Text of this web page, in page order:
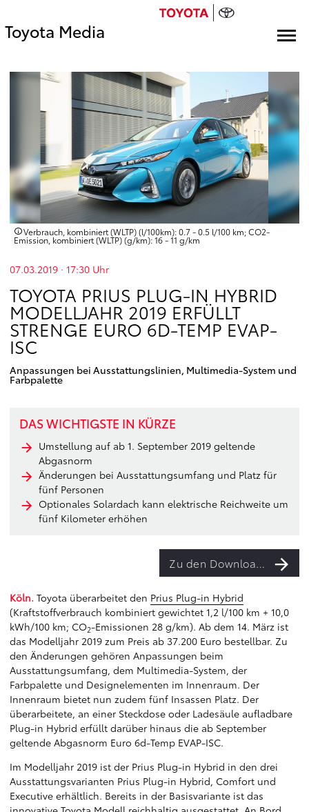
Toyota Media
Verbrauch, kombiniert (WLTP) (l/100km): 0.7 - 0.5 l/100 km; CO2-
Emission, kombiniert (WLTP) (g/km): 16 - 11 g/km
07.03.2019 · 17:30 Uhr
TOYOTA PRIUS PLUG-IN HYBRID
MODELLJAHR 2019 ERFÜLLT
STRENGE EURO 6D-TEMP EVAP-
ISC
Anpassungen bei Ausstattungslinien, Multimedia-System und
Farbpalette
DAS WICHTIGSTE IN KÜRZE
Umstellung auf ab 1. September 2019 geltende
Abgasnorm
Änderungen bei Ausstattungsumfang und Platz für
fünf Personen
Optionales Solardach kann elektrische Reichweite um
fünf Kilometer erhöhen
Zu den Downloads
Köln. Toyota überarbeitet den Prius Plug-in Hybrid
(Kraftstoffverbrauch kombiniert gewichtet 1,2 l/100 km + 10,0
kWh/100 km; CO2-Emissionen 28 g/km). Ab dem 14. März ist
das Modelljahr 2019 zum Preis ab 37.200 Euro bestellbar. Zu
den Änderungen gehören Anpassungen beim
Ausstattungsumfang, dem Multimedia-System, der
Farbpalette und Designelementen im Innenraum. Der
Innenraum bietet nun zudem fünf Insassen Platz. Der
überarbeitete, an einer Steckdose oder Ladesäule aufladbare
Plug-in Hybrid erfüllt darüber hinaus die ab September
geltende Abgasnorm Euro 6d-Temp EVAP-ISC.
Im Modelljahr 2019 ist der Prius Plug-in Hybrid in den drei
Ausstattungsvarianten Prius Plug-in Hybrid, Comfort und
Executive erhältlich. Bereits in der Basisvariante ist das